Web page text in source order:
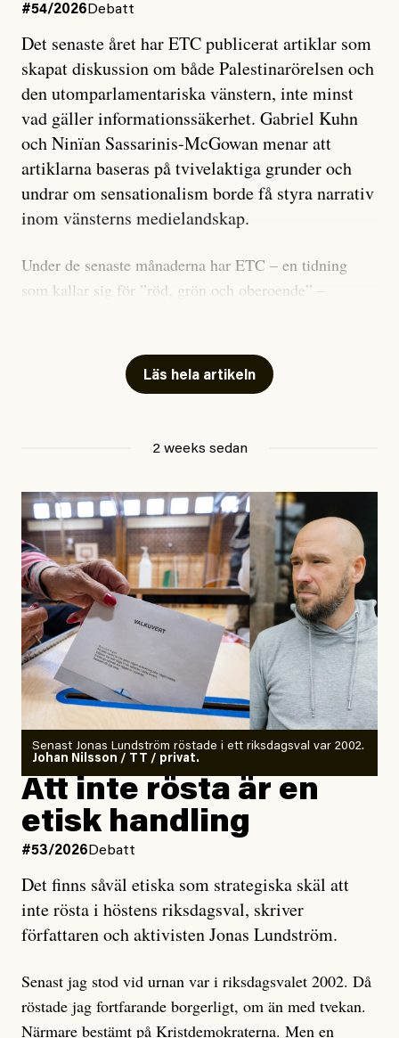
#54/2026 Debatt
Det senaste året har ETC publicerat artiklar som
skapat diskussion om både Palestinarörelsen och
den utomparlamentariska vänstern, inte minst
vad gäller informationssäkerhet. Gabriel Kuhn
och Ninïan Sassarinis-McGowan menar att
artiklarna baseras på tvivelaktiga grunder och
undrar om sensationalism borde få styra narrativ
inom vänsterns medielandskap.
Under de senaste månaderna har ETC – en tidning
som kallar sig för ”röd, grön och oberoende” –
skriver för? Vad betyder det att vara en ”röd, grön och
oberoende” tidning? Och vad är egentligen bra
utpekas som israelisk infiltratör”. Enligt ingressen
handlar artikeln om en person vars ”bakgrund skapar
splittring och oro i rörelsen”. Problemet är att artikeln
skapar betydligt mer oro i palestinarörelsen – och den
oberoende vänstern – än den porträtterade personen
eller dess bakgrund.
Det finns en väldigt enkel regel inom alla politiska
rörelser när det gäller misstänkta infiltratörer:
Antingen har en bevis på att de är infiltratörer, och då
ska en gå ut med det så fort det bara går för att skydda
rörelsen. Eller så har en inga bevis, bara misstankar,
och då ska en efterforska diskret, just för att inte skapa
oro inom rörelsen.
Artikeln undersöker inte, som ETC påstår, ”vad som
är sant, vad som är rykten”, utan den bidrar bara till
ännu mer ryktesspridning. Det finns inte ett enda bevis
misstänkta personen är en infiltratör. Det som läsaren
får veta är att personen har ändrat sina politiska åsikter
under åren, att den har raderat tidigare innehåll på sina
Läs hela artikeln
2 weeks sedan
Senast Jonas Lundström röstade i ett riksdagsval var 2002.
Johan Nilsson / TT / privat.
Att inte rösta är en
etisk handling
#53/2026 Debatt
Det finns såväl etiska som strategiska skäl att
inte rösta i höstens riksdagsval, skriver
författaren och aktivisten Jonas Lundström.
Senast jag stod vid urnan var i riksdagsvalet 2002. Då
röstade jag fortfarande borgerligt, om än med tvekan.
Närmare bestämt på Kristdemokraterna. Men en